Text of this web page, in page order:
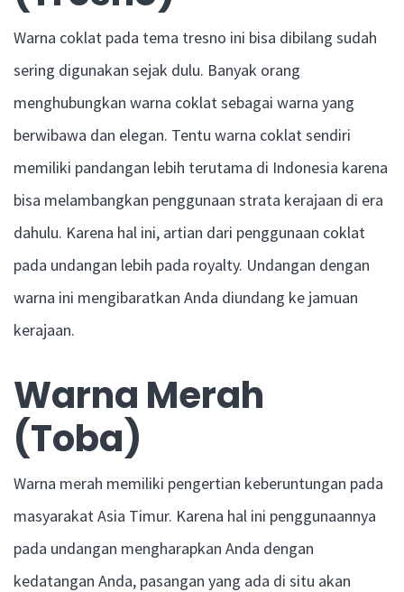
Warna coklat pada tema tresno ini bisa dibilang sudah
sering digunakan sejak dulu. Banyak orang
menghubungkan warna coklat sebagai warna yang
berwibawa dan elegan. Tentu warna coklat sendiri
memiliki pandangan lebih terutama di Indonesia karena
bisa melambangkan penggunaan strata kerajaan di era
dahulu. Karena hal ini, artian dari penggunaan coklat
pada undangan lebih pada royalty. Undangan dengan
warna ini mengibaratkan Anda diundang ke jamuan
kerajaan.
Warna Merah
(Toba)
Warna merah memiliki pengertian keberuntungan pada
masyarakat Asia Timur. Karena hal ini penggunaannya
pada undangan mengharapkan Anda dengan
kedatangan Anda, pasangan yang ada di situ akan